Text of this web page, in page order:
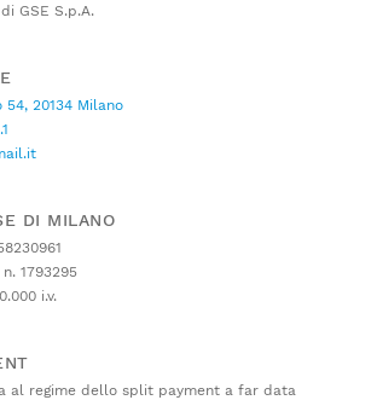
GSE S.p.A.
54, 20134 Milano
DI MILANO
1793295
i.v.
al regime dello split payment a far data